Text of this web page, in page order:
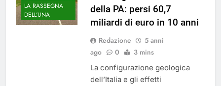
LA RASSEGNA
DELL'UNA
della PA: persi 60,7
miliardi di euro in 10 anni
Redazione
5 anni
ago
0 3 mins
La configurazione geologica
dell’Italia e gli effetti